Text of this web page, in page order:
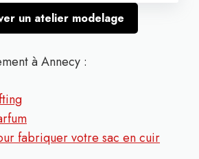
un atelier modelage
à Annecy :
fabriquer votre sac en cuir